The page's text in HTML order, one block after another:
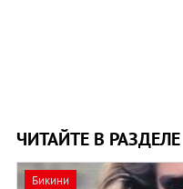
ЧИТАЙТЕ В РАЗДЕЛЕ
Бикини